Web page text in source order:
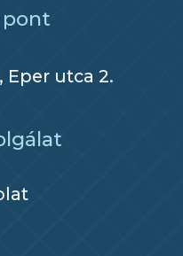
Eper utca 2.